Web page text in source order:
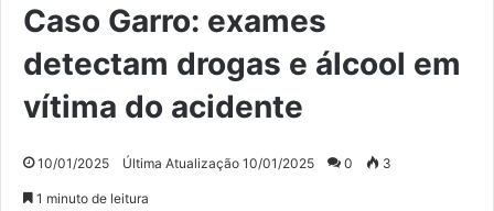
Caso Garro: exames
detectam drogas e álcool em
vítima do acidente
10/01/2025 Última Atualização 10/01/2025 0 3
1 minuto de leitura